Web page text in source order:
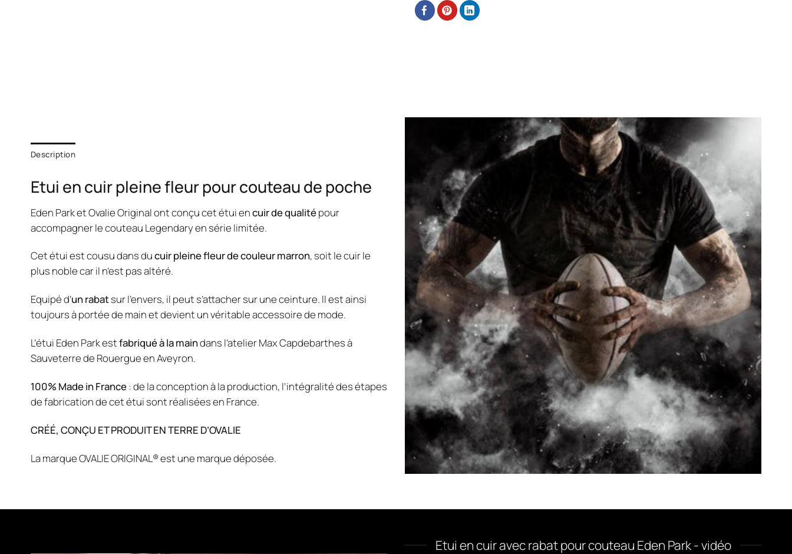
Description
Etui en cuir pleine fleur pour couteau de poche
Eden Park et Ovalie Original ont conçu cet étui encuir de qualitépour
accompagner le couteau Legendary en série limitée.
Cet étui est cousu dans ducuir pleine fleur de couleur marron, soit le cuir le
plus noble car il n’est pas altéré.
Equipé d’un rabatsur l’envers, il peut s’attacher sur une ceinture. Il est ainsi
toujours à portée de main et devient un véritable accessoire de mode.
L’étui Eden Park estfabriqué à la maindans l’atelier Max Capdebarthes à
Sauveterre de Rouergue en Aveyron.
100% Made in France: de la conception à la production, l’intégralité des étapes
de fabrication de cet étui sont réalisées en France.
CRÉÉ, CONÇU ET PRODUIT EN TERRE D’OVALIE
La marque OVALIE ORIGINAL® est une marque déposée.
Etui en cuir avec rabat pour couteau Eden Park - vidéo